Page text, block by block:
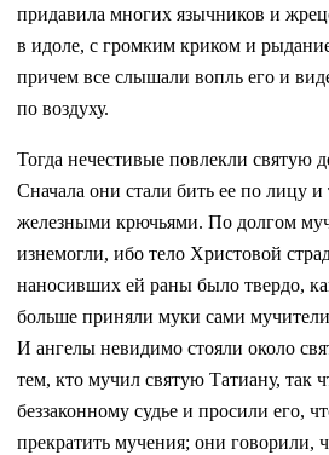
придавила многих язычников и
в идоле, с громким криком и
причем все слышали вопль его и
по воздуху.
Тогда нечестивые повлекли святую
Сначала они стали бить ее по лицу и
железными крючьями. По долгом
изнемогли, ибо тело Христовой
наносивших ей раны было твердо,
больше приняли муки сами
И ангелы невидимо стояли около
тем, кто мучил святую Татиану, так
беззаконному судье и просили его,
прекратить мучения; они говорили,